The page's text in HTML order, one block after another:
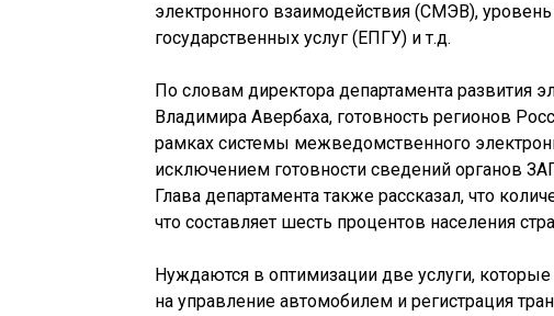
электронного взаимодействия (СМЭВ),
государственных услуг (ЕПГУ) и т.д.
По словам директора департамента развития
Владимира Авербаха, готовность регионов
рамках системы межведомственного
исключением готовности сведений органов
Глава департамента также рассказал, что
что составляет шесть процентов населения
Нуждаются в оптимизации две услуги,
на управление автомобилем и регистрация